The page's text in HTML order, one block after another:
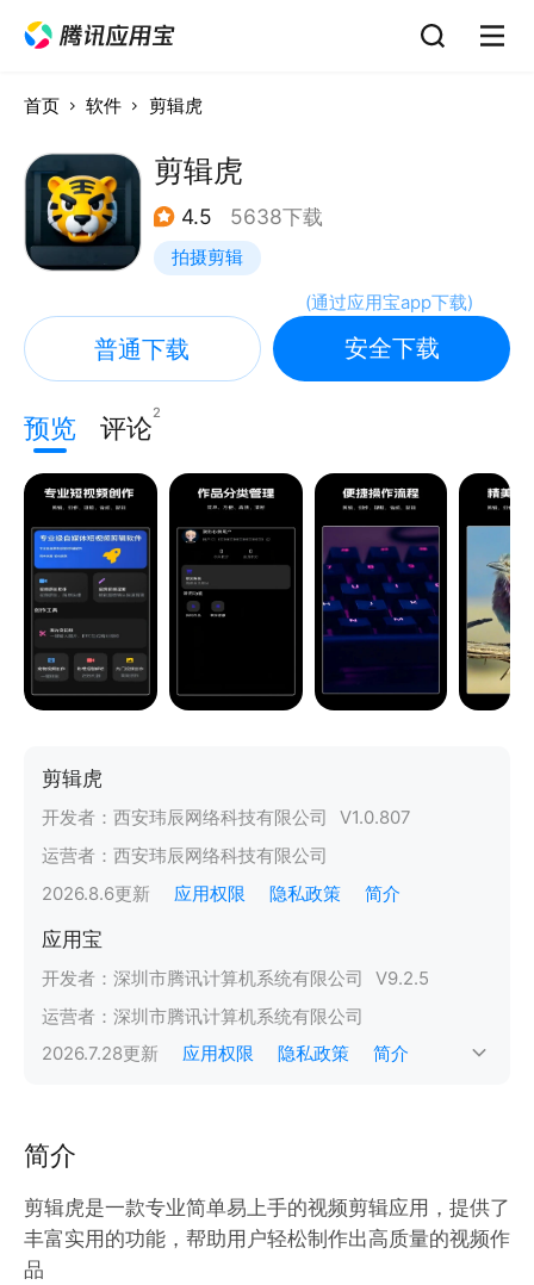
首页 软件 剪辑虎
剪辑虎
4.5 5638下载
拍摄剪辑
(通过应用宝app下载)
普通下载 安全下载
预览 评论2
剪辑虎
开发者： 西安玮辰网络科技有限公司 V1.0.807
运营者： 西安玮辰网络科技有限公司
2026.8.6更新 应用权限 隐私政策 简介
应用宝
开发者： 深圳市腾讯计算机系统有限公司 V9.2.5
运营者： 深圳市腾讯计算机系统有限公司
2026.7.28更新 应用权限 隐私政策 简介
简介
剪辑虎是一款专业简单易上手的视频剪辑应用，提供了
丰富实用的功能，帮助用户轻松制作出高质量的视频作
品